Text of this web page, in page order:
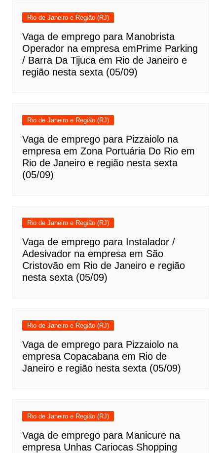
Rio de Janeiro e Região (RJ)
Vaga de emprego para Manobrista
Operador na empresa emPrime Parking
/ Barra Da Tijuca em Rio de Janeiro e
região nesta sexta (05/09)
Rio de Janeiro e Região (RJ)
Vaga de emprego para Pizzaiolo na
empresa em Zona Portuária Do Rio em
Rio de Janeiro e região nesta sexta
(05/09)
Rio de Janeiro e Região (RJ)
Vaga de emprego para Instalador /
Adesivador na empresa em São
Cristovão em Rio de Janeiro e região
nesta sexta (05/09)
Rio de Janeiro e Região (RJ)
Vaga de emprego para Pizzaiolo na
empresa Copacabana em Rio de
Janeiro e região nesta sexta (05/09)
Rio de Janeiro e Região (RJ)
Vaga de emprego para Manicure na
empresa Unhas Cariocas Shopping